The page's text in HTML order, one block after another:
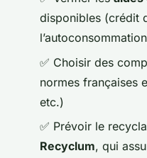
disponibles (crédit
✅ Choisir des
normes françaises
etc.)
✅ Prévoir le
Recyclum, qui